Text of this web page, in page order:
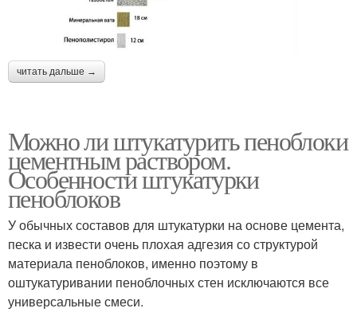
читать дальше →
Можно ли штукатурить пеноблоки
цементным раствором.
Особенности штукатурки
пеноблоков
У обычных составов для штукатурки на основе цемента,
песка и извести очень плохая адгезия со структурой
материала пеноблоков, именно поэтому в
оштукатуривании пеноблочных стен исключаются все
универсальные смеси.